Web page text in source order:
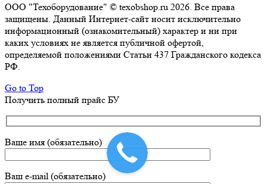
ООО "Техоборудование" © texobshop.ru 2026. Все права
защищены. Данный Интернет-сайт носит исключительно
информационный (ознакомительный) характер и ни при
каких условиях не является публичной офертой,
определяемой положениями Статьи 437 Гражданского кодекса
РФ.
Go to Top
Получить полный прайс БУ
Ваше имя (обязательно)
Ваш e-mail (обязательно)